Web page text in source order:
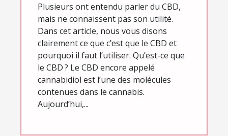
Plusieurs ont entendu parler du CBD,
mais ne connaissent pas son utilité.
Dans cet article, nous vous disons
clairement ce que c’est que le CBD et
pourquoi il faut l’utiliser. Qu’est-ce que
le CBD ? Le CBD encore appelé
cannabidiol est l’une des molécules
contenues dans le cannabis.
Aujourd’hui,...